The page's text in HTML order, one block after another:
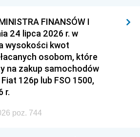
FINANSÓW I
24 lipca 2026 r. w
wysokości kwot
osobom, które
na zakup samochodów
126p lub FSO 1500,
r.
poz. 744